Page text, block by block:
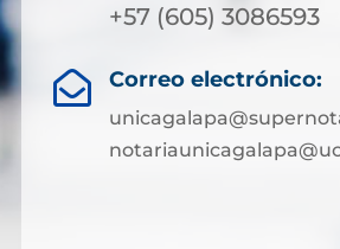
+57 (605) 3086593
 Correo electrónico: